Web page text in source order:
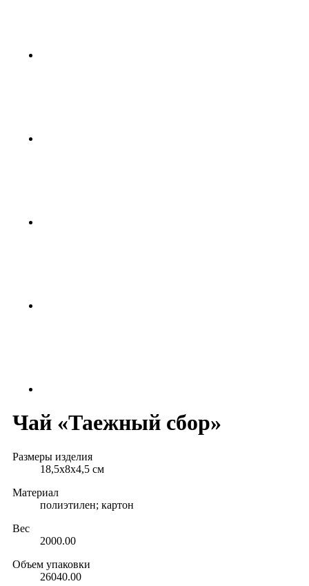
Чай «Таежный сбор»
Размеры изделия
18,5x8x4,5 см
Материал
полиэтилен; картон
Вес
2000.00
Объем упаковки
26040.00